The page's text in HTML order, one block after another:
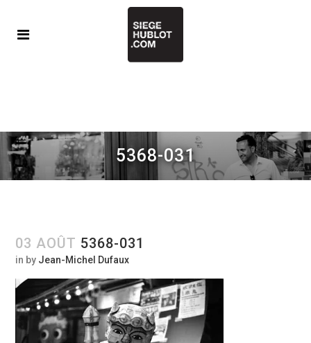
5368-031
03 AOÛT 5368-031
in by Jean-Michel Dufaux